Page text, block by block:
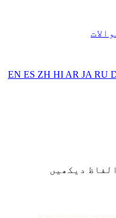
EN ES ZH HI AR JA RU
دیکھیں